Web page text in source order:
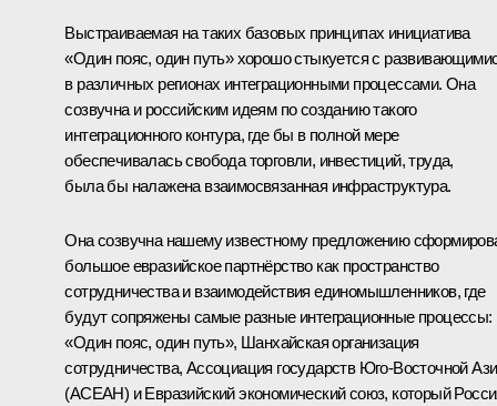
Выстраиваемая на таких базовых принципах инициатива
«Один пояс, один путь» хорошо стыкуется с
в различных регионах интеграционными процессами. Она
созвучна и российским идеям по созданию такого
интеграционного контура, где бы в полной мере
обеспечивалась свобода торговли, инвестиций, труда,
была бы налажена взаимосвязанная инфраструктура.
Она созвучна нашему известному предложению
большое евразийское партнёрство как пространство
сотрудничества и взаимодействия единомышленников, где
будут сопряжены самые разные интеграционные процессы:
«Один пояс, один путь», Шанхайская организация
сотрудничества, Ассоциация государств Юго-Восточной
(АСЕАН) и Евразийский экономический союз, который